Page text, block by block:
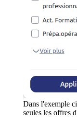
Dans l'exemple
seules les offres